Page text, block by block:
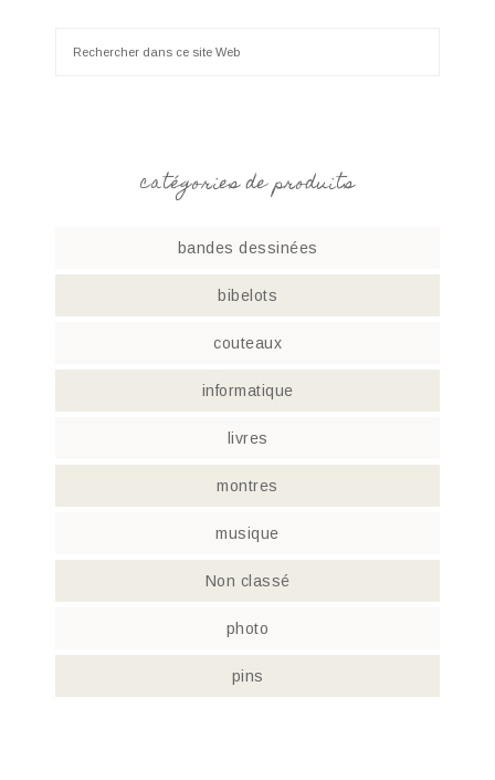
catégories de produits
bandes dessinées
bibelots
couteaux
informatique
livres
montres
musique
Non classé
photo
pins